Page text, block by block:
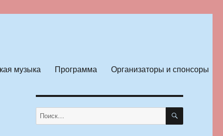
музыка Программа Организаторы и спонсоры
Искать: ПОИСК